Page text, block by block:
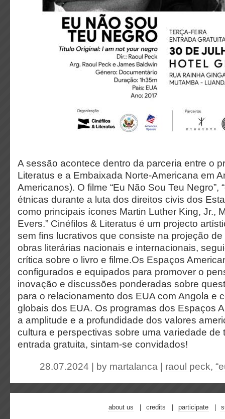
A sessão acontece dentro da parceria entre o
Literatus e a Embaixada Norte-Americana em
Americanos). O filme “Eu Não Sou Teu Negro”,
étnicas durante a luta dos direitos civis dos
como principais ícones Martin Luther King, Jr.,
Evers.” Cinéfilos & Literatus é um projecto
sem fins lucrativos que consiste na projeção
obras literárias nacionais e internacionais,
crítica sobre o livro e filme.Os Espaços
configurados e equipados para promover o
inovação e discussões ponderadas sobre
para o relacionamento dos EUA com Angola e
globais dos EUA. Os programas dos Espaços
a amplitude e a profundidade dos valores
cultura e perspectivas sobre uma variedade de
entrada gratuita, sintam-se convidados!
28.07.2024 | by martalanca raoul peck,
about us credits participate